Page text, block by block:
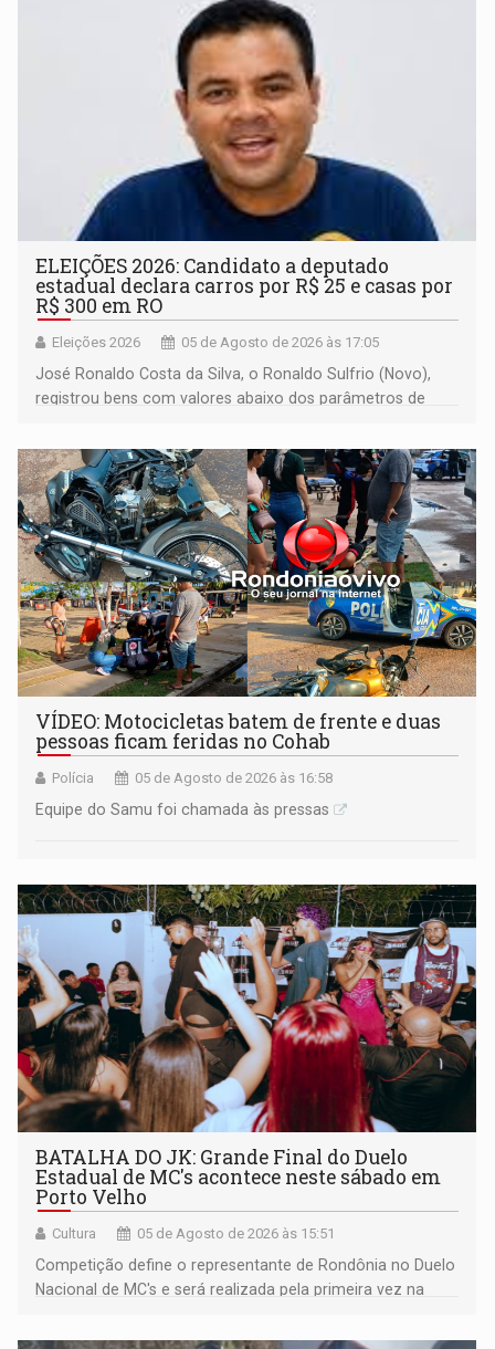
ELEIÇÕES 2026: Candidato a deputado
estadual declara carros por R$ 25 e casas por
R$ 300 em RO
Eleições 2026 05 de Agosto de 2026 às 17:05
José Ronaldo Costa da Silva, o Ronaldo Sulfrio (Novo),
registrou bens com valores abaixo dos parâmetros de
milhões
VÍDEO: Motocicletas batem de frente e duas
pessoas ficam feridas no Cohab
Polícia 05 de Agosto de 2026 às 16:58
Equipe do Samu foi chamada às pressas
BATALHA DO JK: Grande Final do Duelo
Estadual de MC's acontece neste sábado em
Porto Velho
Cultura 05 de Agosto de 2026 às 15:51
Competição define o representante de Rondônia no Duelo
Nacional de MC's e será realizada pela primeira vez na